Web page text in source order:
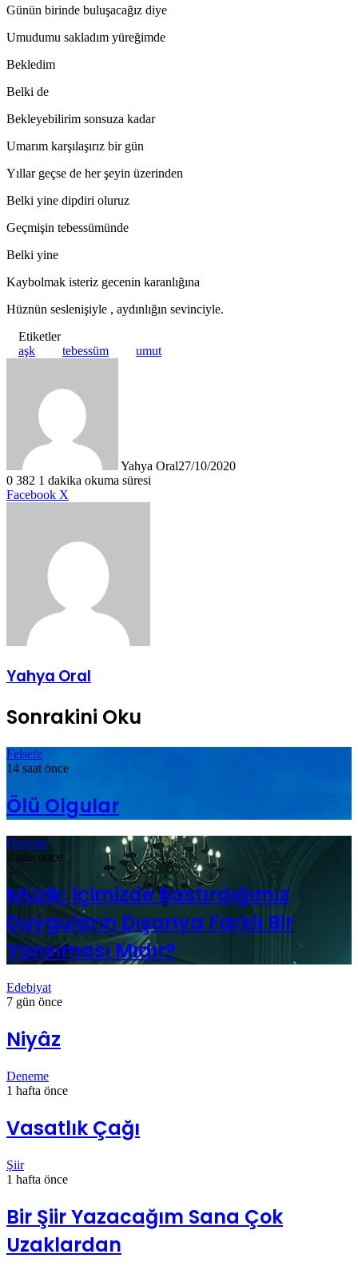
Günün birinde buluşacağız diye
Umudumu sakladım yüreğimde
Bekledim
Belki de
Bekleyebilirim sonsuza kadar
Umarım karşılaşırız bir gün
Yıllar geçse de her şeyin üzerinden
Belki yine dipdiri oluruz
Geçmişin tebessümünde
Belki yine
Kaybolmak isteriz gecenin karanlığına
Hüznün seslenişiyle , aydınlığın sevinciyle.
Etiketler
aşk
tebessüm umut
Yahya Oral27/10/2020
0 382 1 dakika okuma süresi
Facebook X
Yahya Oral
Sonrakini Oku
Felsefe
14 saat önce
Ölü Olgular
Deneme
2 gün önce
Müzik: İçimizde Bastırdığımız
Duyguların Dışarıya Farklı Bir
Yansıması Mıdır?
Edebiyat
7 gün önce
Niyâz
Deneme
1 hafta önce
Vasatlık Çağı
Şiir
1 hafta önce
Bir Şiir Yazacağım Sana Çok
Uzaklardan